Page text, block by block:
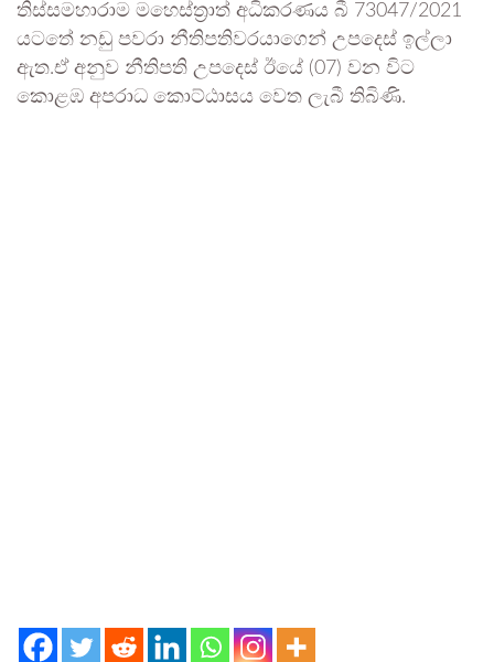
තිස්සමහාරාම මහෙස්ත්‍රාත් අධිකරණය බී 73047/2021
යටතේ නඩු පවරා නීතිපතිවරයාගෙන් උපදෙස් ඉල්ලා
ඇත.ඒ අනුව නීතිපති උපදෙස් ඊයේ (07) වන විට
කොළඹ අපරාධ කොට්ඨාසය වෙත ලැබී තිබිණි.